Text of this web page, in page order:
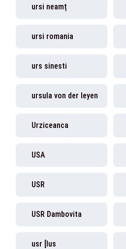
ursi neamț
ursi romania
urs sinesti
ursula von der leyen
Urziceanca
USA
USR
USR Dambovita
usr [lus